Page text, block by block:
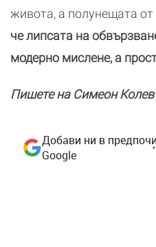
живота, а полунещата
че липсата на
модерно мислене, а
Пишете на Симеон
Добави ни в
Google